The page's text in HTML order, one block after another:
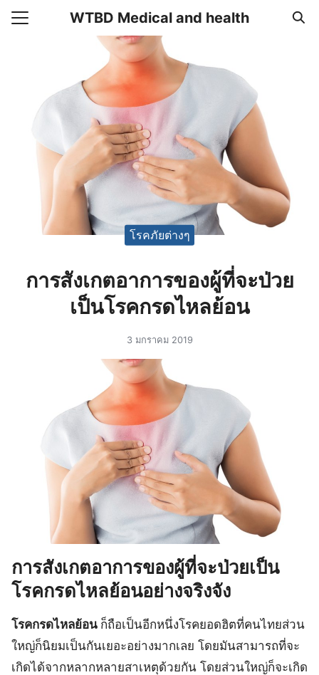
Skip
WTBD Medical and health
โรคภัยต่างๆ
การสังเกตอาการของผู้ที่จะป่วย
เป็นโรคกรดไหลย้อน
3 มกราคม 2019
การสังเกตอาการของผู้ที่จะป่วยเป็น
โรคกรดไหลย้อนอย่างจริงจัง
โรคกรดไหลย้อน ก็ถือเป็นอีกหนึ่งโรคยอดฮิตที่คนไทยส่วน
ใหญ่ก็นิยมเป็นกันเยอะอย่างมากเลย โดยมันสามารถที่จะ
เกิดได้จากหลากหลายสาเหตุด้วยกัน โดยส่วนใหญ่ก็จะเกิด